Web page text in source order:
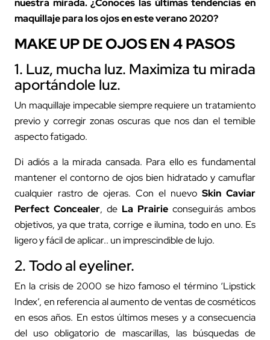
maquillaje para los ojos en este verano 2020?
MAKE UP DE OJOS EN 4 PASOS
1. Luz, mucha luz. Maximiza tu mirada
aportándole luz.
Un maquillaje impecable siempre requiere un tratamiento
previo y corregir zonas oscuras que nos dan el temible
aspecto fatigado.
Di adiós a la mirada cansada. Para ello es fundamental
mantener el contorno de ojos bien hidratado y camuflar
cualquier rastro de ojeras. Con el nuevo Skin Caviar
Perfect Concealer, de La Prairie conseguirás ambos
objetivos, ya que trata, corrige e ilumina, todo en uno. Es
ligero y fácil de aplicar.. un imprescindible de lujo.
2. Todo al eyeliner.
En la crisis de 2000 se hizo famoso el término ‘Lipstick
Index’, en referencia al aumento de ventas de cosméticos
en esos años. En estos últimos meses y a consecuencia
del uso obligatorio de mascarillas, las búsquedas de